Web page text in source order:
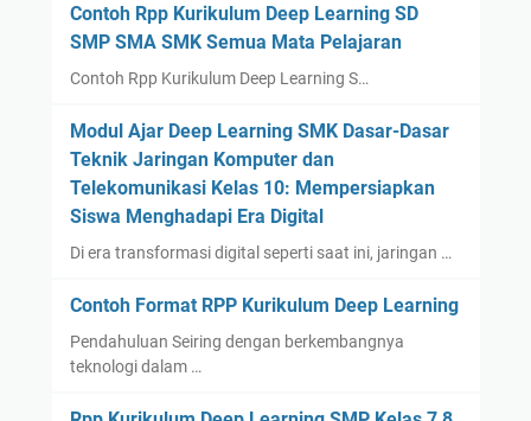
Contoh Rpp Kurikulum Deep Learning SD
SMP SMA SMK Semua Mata Pelajaran
Contoh Rpp Kurikulum Deep Learning S…
Modul Ajar Deep Learning SMK Dasar-Dasar
Teknik Jaringan Komputer dan
Telekomunikasi Kelas 10: Mempersiapkan
Siswa Menghadapi Era Digital
Di era transformasi digital seperti saat ini, jaringan …
Contoh Format RPP Kurikulum Deep Learning
Pendahuluan Seiring dengan berkembangnya
teknologi dalam …